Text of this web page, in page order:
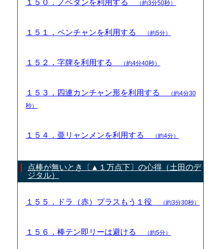
１５０．ノベタンを利用する （約3分50秒）
１５１．ペンチャンを利用する （約5分）
１５２．字牌を利用する （約4分40秒）
１５３．四連カンチャン形を利用する
（約4分30
秒）
１５４．亜リャンメンを利用する （約4分）
点棒が無いとき〔▲１万点下〕の心得（土田のデ
ジタル）
１５５．ドラ（赤）プラスもう１役 （約3分30秒）
１５６．棒テン即リーは避ける （約5分）